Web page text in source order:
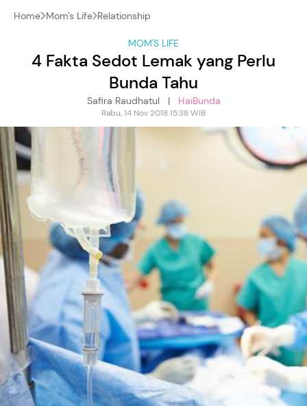
Home Mom's Life Relationship
MOM'S LIFE
4 Fakta Sedot Lemak yang Perlu
Bunda Tahu
Safira Raudhatul | HaiBunda
Rabu, 14 Nov 2018 15:38 WIB